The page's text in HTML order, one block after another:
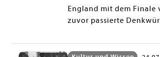
England mit dem Finale
zuvor passierte